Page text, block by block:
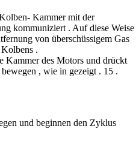
Kammer mit der
kommuniziert . Auf diese Weise
von überschüssigem Gas
.
Kammer des Motors und drückt
, wie in gezeigt . 15 .
und beginnen den Zyklus